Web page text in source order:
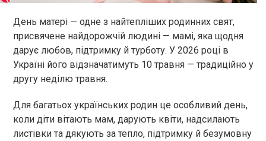
День матері — одне з найтепліших родинних свят,
присвячене найдорожчій людині — мамі, яка щодня
дарує любов, підтримку й турботу. У 2026 році в
Україні його відзначатимуть 10 травня — традиційно у
другу неділю травня.
Для багатьох українських родин це особливий день,
коли діти вітають мам, дарують квіти, надсилають
листівки та дякують за тепло, підтримку й безумовну